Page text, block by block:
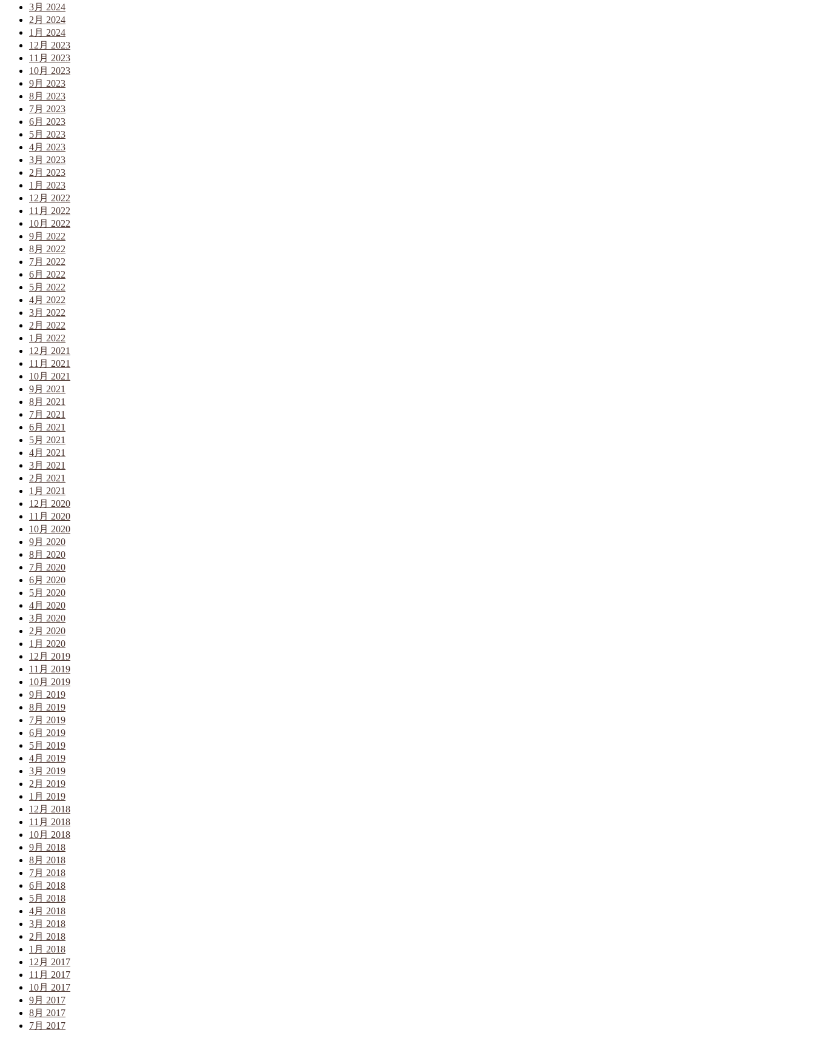
3月 2024
2月 2024
1月 2024
12月 2023
11月 2023
10月 2023
9月 2023
8月 2023
7月 2023
6月 2023
5月 2023
4月 2023
3月 2023
2月 2023
1月 2023
12月 2022
11月 2022
10月 2022
9月 2022
8月 2022
7月 2022
6月 2022
5月 2022
4月 2022
3月 2022
2月 2022
1月 2022
12月 2021
11月 2021
10月 2021
9月 2021
8月 2021
7月 2021
6月 2021
5月 2021
4月 2021
3月 2021
2月 2021
1月 2021
12月 2020
11月 2020
10月 2020
9月 2020
8月 2020
7月 2020
6月 2020
5月 2020
4月 2020
3月 2020
2月 2020
1月 2020
12月 2019
11月 2019
10月 2019
9月 2019
8月 2019
7月 2019
6月 2019
5月 2019
4月 2019
3月 2019
2月 2019
1月 2019
12月 2018
11月 2018
10月 2018
9月 2018
8月 2018
7月 2018
6月 2018
5月 2018
4月 2018
3月 2018
2月 2018
1月 2018
12月 2017
11月 2017
10月 2017
9月 2017
8月 2017
7月 2017